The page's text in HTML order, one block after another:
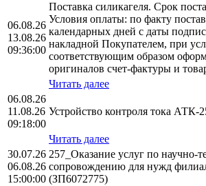
06.08.26
13.08.26
09:36:00
Поставка силикагеля. Срок
Условия оплаты: по факту
календарных дней с даты
накладной Покупателем, при
соответствующим образом
оригиналов счет-фактуры и
Читать далее
06.08.26
11.08.26
09:18:00
Устройство контроля тока АТК-
Читать далее
30.07.26
06.08.26
15:00:00
257_Оказание услуг по научно-
сопровождению для нужд
(ЗП6072775)